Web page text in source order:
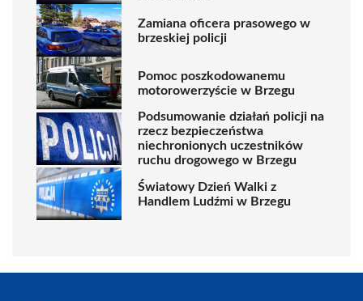
Zamiana oficera prasowego w
brzeskiej policji
Pomoc poszkodowanemu
motorowerzyście w Brzegu
Podsumowanie działań policji na
rzecz bezpieczeństwa
niechronionych uczestników
ruchu drogowego w Brzegu
Światowy Dzień Walki z
Handlem Ludźmi w Brzegu